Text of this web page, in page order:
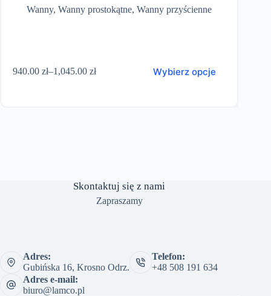
Wanny,Wanny prostokątne,Wanny przyścienne
940.00 zł–1,045.00 zł
Zakres
Wybierz opcje
Skontaktuj się z nami
Zapraszamy
Adres:
Gubińska 16, Krosno Odrz.
Telefon:
+48 508 191 634
Adres e-mail:
biuro@lamco.pl